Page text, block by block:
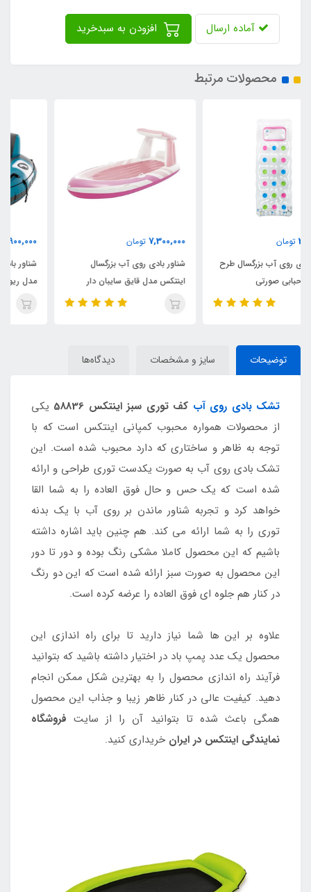
آماده ارسال
محصولات مرتبط
7,300,000
شناور بادی روی آب بزرگسال
اینتکس مدل قایق سایبان دار
8,900,000
شناور بادی روی آب تکنفره اینتکس
مدل ریور ران پرو
توضیحات سایز و مشخصات دیدگاه‌ها
تشک بادی روی آب کف توری سبز اینتکس 58836
یکی
از محصولات همواره محبوب کمپانی اینتکس است که با
توجه به ظاهر و ساختاری که دارد محبوب شده است. این
تشک بادی روی آب به صورت یکدست توری طراحی و ارائه
شده است که یک حس و حال فوق العاده را به شما القا
خواهد کرد و تجربه شناور ماندن بر روی آب با یک بدنه
توری را به شما ارائه می کند. هم چنین باید اشاره داشته
باشیم که این محصول کاملا مشکی رنگ بوده و دور تا دور
این محصول به صورت سبز ارائه شده است که این دو رنگ
در کنار هم جلوه ای فوق العاده را عرضه کرده است.
علاوه بر این ها شما نیاز دارید تا برای راه اندازی این
محصول یک عدد پمپ باد در اختیار داشته باشید که بتوانید
فرآیند راه اندازی محصول را به بهترین شکل ممکن انجام
دهید. کیفیت عالی در کنار ظاهر زیبا و جذاب این محصول
همگی باعث شده تا بتوانید آن را از سایت فروشگاه
نمایندگی اینتکس در ایران خریداری کنید.